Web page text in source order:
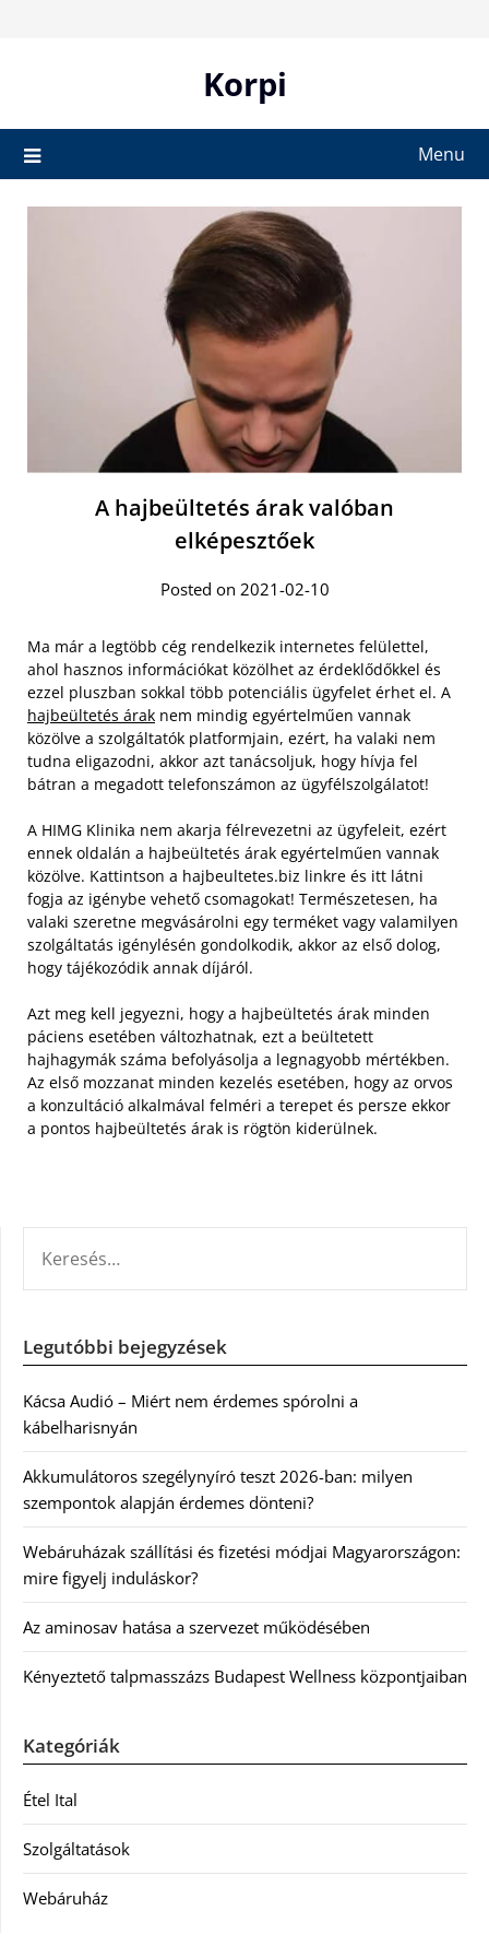
Korpi
Menu
A hajbeültetés árak valóban
elképesztőek
Posted on 2021-02-10
Ma már a legtöbb cég rendelkezik internetes felülettel,
ahol hasznos információkat közölhet az érdeklődőkkel és
ezzel pluszban sokkal több potenciális ügyfelet érhet el. A
hajbeültetés árak nem mindig egyértelműen vannak
közölve a szolgáltatók platformjain, ezért, ha valaki nem
tudna eligazodni, akkor azt tanácsoljuk, hogy hívja fel
bátran a megadott telefonszámon az ügyfélszolgálatot!
A HIMG Klinika nem akarja félrevezetni az ügyfeleit, ezért
ennek oldalán a hajbeültetés árak egyértelműen vannak
közölve. Kattintson a hajbeultetes.biz linkre és itt látni
fogja az igénybe vehető csomagokat! Természetesen, ha
valaki szeretne megvásárolni egy terméket vagy valamilyen
szolgáltatás igénylésén gondolkodik, akkor az első dolog,
hogy tájékozódik annak díjáról.
Azt meg kell jegyezni, hogy a hajbeültetés árak minden
páciens esetében változhatnak, ezt a beültetett
hajhagymák száma befolyásolja a legnagyobb mértékben.
Az első mozzanat minden kezelés esetében, hogy az orvos
a konzultáció alkalmával felméri a terepet és persze ekkor
a pontos hajbeültetés árak is rögtön kiderülnek.
Legutóbbi bejegyzések
Kácsa Audió – Miért nem érdemes spórolni a
kábelharisnyán
Akkumulátoros szegélynyíró teszt 2026-ban: milyen
szempontok alapján érdemes dönteni?
Webáruházak szállítási és fizetési módjai Magyarországon:
mire figyelj induláskor?
Az aminosav hatása a szervezet működésében
Kényeztető talpmasszázs Budapest Wellness központjaiban
Kategóriák
Étel Ital
Szolgáltatások
Webáruház